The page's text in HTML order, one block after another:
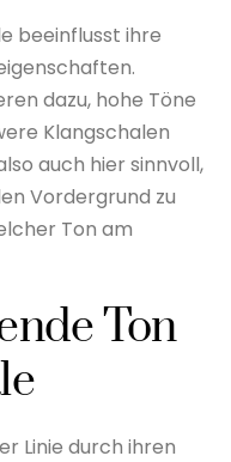
beeinflusst ihre
dazu, hohe Töne
Klangschalen
auch hier sinnvoll,
Vordergrund zu
Ton am
Ton
Linie durch ihren